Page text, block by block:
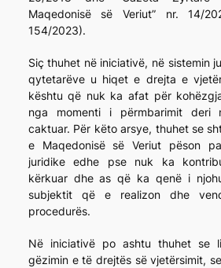
Maqedonisë së Veriut” nr. 14/
154/2023).
Siç thuhet në iniciativë, në sistemin
qytetarëve u hiqet e drejta e
kështu që nuk ka afat për
nga momenti i përmbarimit deri
caktuar. Për këto arsye, thuhet se
e Maqedonisë së Veriut pëson
juridike edhe pse nuk ka
kërkuar dhe as që ka qenë i
subjektit që e realizon dhe
procedurës.
Në iniciativë po ashtu thuhet se
gëzimin e të drejtës së vjetërsimit,